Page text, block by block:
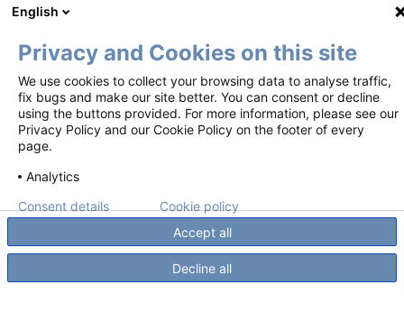
FooterVilkår for bruk
Personvernerklæring
Informasjonskapselpolicy
Kontakt oss
Opphavsrett ©2018-2026 Mundipharma International Limited. Alle rettigheter
forbeholdt. V01-11.04.2018 Fremstillingsdato: mars 2018.
English
Privacy and Cookies on this site
We use cookies to collect your browsing data to analyse traffic,
fix bugs and make our site better. You can consent or decline
using the buttons provided. For more information, please see our
Privacy Policy and our Cookie Policy on the footer of every
page.
Analytics
Accept all
Decline all
Consent details Cookie policy